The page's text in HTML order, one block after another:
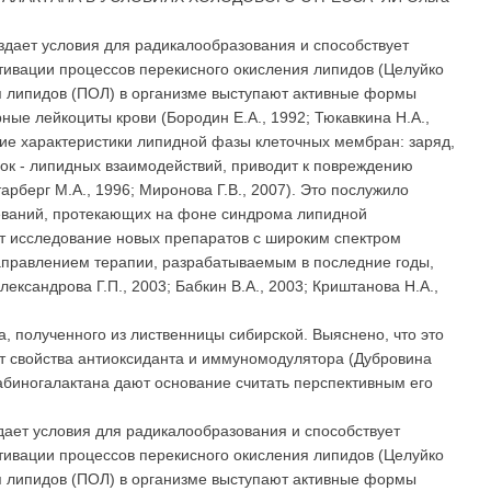
условия для радикалообразования и способствует
процессов перекисного окисления липидов (Целуйко
(ПОЛ) в организме выступают активные формы
лейкоциты крови (Бородин Е.А., 1992; Тюкавкина H.A.,
характеристики липидной фазы клеточных мембран: заряд,
- липидных взаимодействий, приводит к повреждению
М.А., 1996; Миронова Г.В., 2007). Это послужило
протекающих на фоне синдрома липидной
исследование новых препаратов с широким спектром
терапии, разрабатываемым в последние годы,
Г.П., 2003; Бабкин В.А., 2003; Криштанова H.A.,
из лиственницы сибирской. Выяснено, что это
антиоксиданта и иммуномодулятора (Дубровина
дают основание считать перспективным его
условия для радикалообразования и способствует
процессов перекисного окисления липидов (Целуйко
(ПОЛ) в организме выступают активные формы